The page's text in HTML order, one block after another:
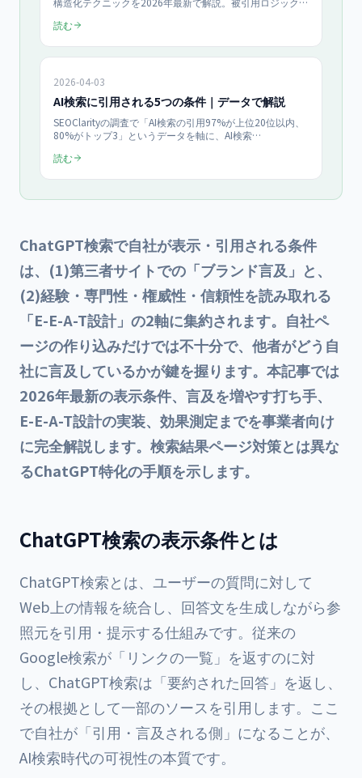
HowTo schema）、見出し階層の最適化まで AIO対策担当
読む
2026-04-03
AI検索に引用される5つの条件｜データで解説
SEOClarityの調査で「AI検索の引用97%が上位20位以内、
80%がトップ3」というデータを軸に、AI検索
れる5つの条件（上位表示・構造化データ・直接回答形
読む
ChatGPT検索で自社が表示・引用される条件
は、(1)第三者サイトでの「ブランド言及」と、
(2)経験・専門性・権威性・信頼性を読み取れる
「E-E-A-T設計」の2軸に集約されます。自社ペ
ージの作り込みだけでは不十分で、他者がどう自
社に言及しているかが鍵を握ります。本記事では
2026年最新の表示条件、言及を増やす打ち手、
E-E-A-T設計の実装、効果測定までを事業者向け
に完全解説します。検索結果ページ対策とは異な
るChatGPT特化の手順を示します。
ChatGPT検索の表示条件とは
ChatGPT検索とは、ユーザーの質問に対して
Web上の情報を統合し、回答文を生成しながら参
照元を引用・提示する仕組みです。従来の
Google検索が「リンクの一覧」を返すのに対
し、ChatGPT検索は「要約された回答」を返し、
その根拠として一部のソースを引用します。ここ
で自社が「引用・言及される側」になることが、
AI検索時代の可視性の本質です。